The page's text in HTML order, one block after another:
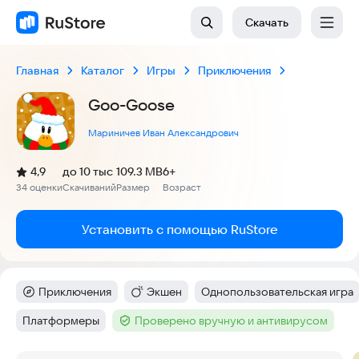
Скачать
Главная Каталог Игры Приключения
Goo-Goose
Мариничев Иван Александрович
Рейтинг:
4,9
(
34 оценки
)
Скачиваний
до 10 тыс
Размер
109.3 MB
Возраст
6+
Установить с помощью RuStore
Категория:
Приключения Категория
Экшен Тег:
Однопользовательская игра
Тег:
Платформеры Тег :Проверено вручную и антивирусом